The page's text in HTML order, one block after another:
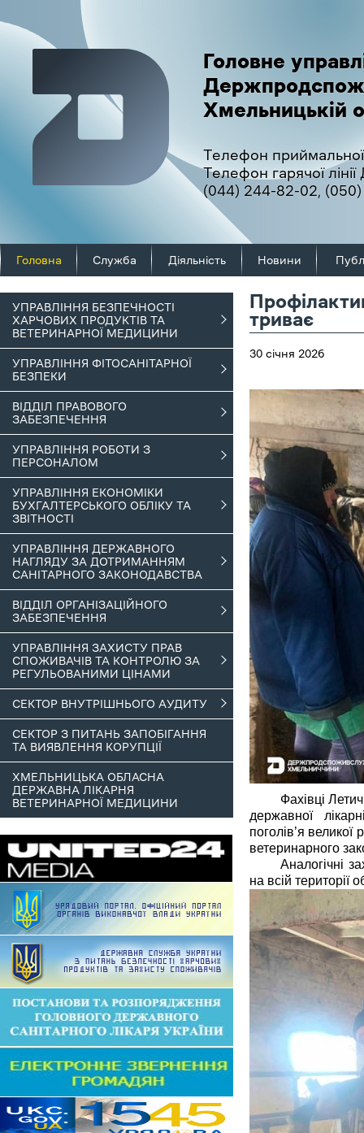
Головне
Хмельницькій
Телефон
Телефон гарячої
(044) 244-82-02,
Головна Служба Діяльність Новини
УПРАВЛІННЯ БЕЗПЕЧНОСТІ
ХАРЧОВИХ ПРОДУКТІВ ТА
ВЕТЕРИНАРНОЇ МЕДИЦИНИ
УПРАВЛІННЯ ФІТОСАНІТАРНОЇ
БЕЗПЕКИ
ВІДДІЛ ПРАВОВОГО
ЗАБЕЗПЕЧЕННЯ
УПРАВЛІННЯ РОБОТИ З
ПЕРСОНАЛОМ
УПРАВЛІННЯ ЕКОНОМІКИ
БУХГАЛТЕРСЬКОГО ОБЛІКУ ТА
ЗВІТНОСТІ
УПРАВЛІННЯ ДЕРЖАВНОГО
НАГЛЯДУ ЗА ДОТРИМАННЯМ
САНІТАРНОГО ЗАКОНОДАВСТВА
ВІДДІЛ ОРГАНІЗАЦІЙНОГО
ЗАБЕЗПЕЧЕННЯ
УПРАВЛІННЯ ЗАХИСТУ ПРАВ
СПОЖИВАЧІВ ТА КОНТРОЛЮ ЗА
РЕГУЛЬОВАНИМИ ЦІНАМИ
СЕКТОР ВНУТРІШНЬОГО АУДИТУ
СЕКТОР З ПИТАНЬ ЗАПОБІГАННЯ
ТА ВИЯВЛЕННЯ КОРУПЦІЇ
ХМЕЛЬНИЦЬКА ОБЛАСНА
ДЕРЖАВНА ЛІКАРНЯ
ВЕТЕРИНАРНОЇ МЕДИЦИНИ
триває
30 січня 2026
Фахівці
державної
поголів’я
ветеринарного
Аналогічні
на всій території